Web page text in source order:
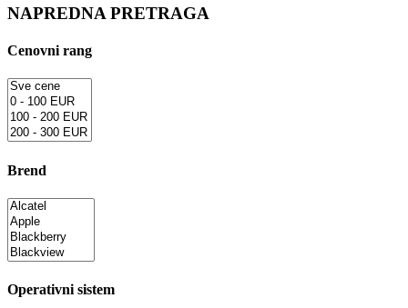
NAPREDNA PRETRAGA
Cenovni rang
Brend
Operativni sistem